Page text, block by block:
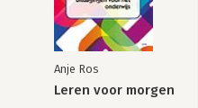
Anje Ros
Leren voor morgen